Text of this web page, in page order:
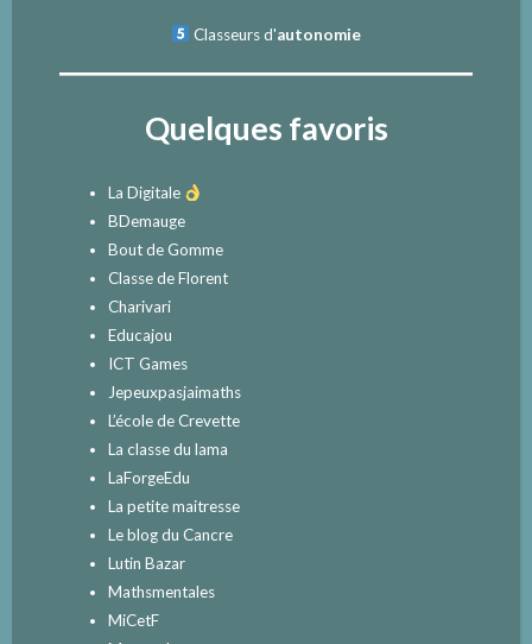
Classeurs d'autonomie
Quelques favoris
La Digitale
BDemauge
Bout de Gomme
Classe de Florent
Charivari
Educajou
ICT Games
Jepeuxpasjaimaths
L’école de Crevette
La classe du lama
LaForgeEdu
La petite maitresse
Le blog du Cancre
Lutin Bazar
Mathsmentales
MiCetF